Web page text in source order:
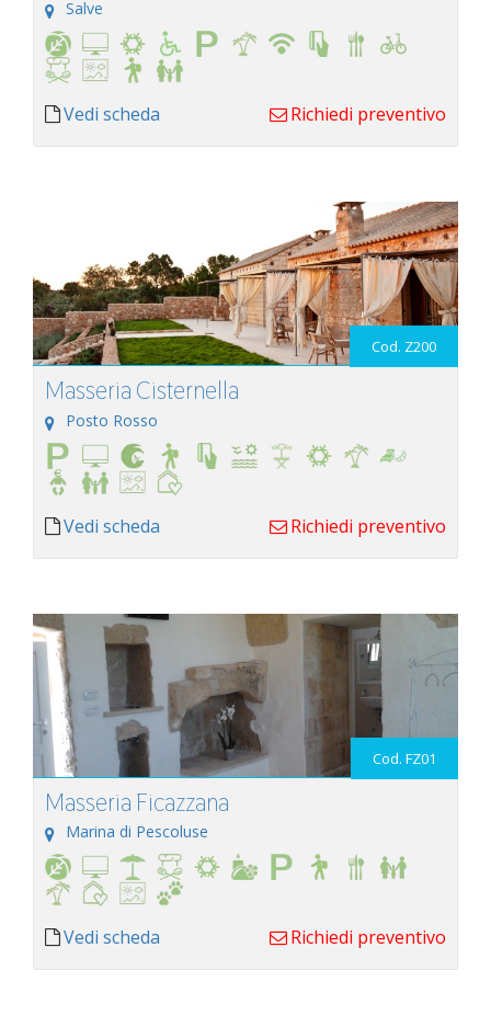
Salve
Vedi scheda Richiedi preventivo
Cod. Z200
Masseria Cisternella
Posto Rosso
Vedi scheda Richiedi preventivo
Cod. FZ01
Masseria Ficazzana
Marina di Pescoluse
Vedi scheda Richiedi preventivo